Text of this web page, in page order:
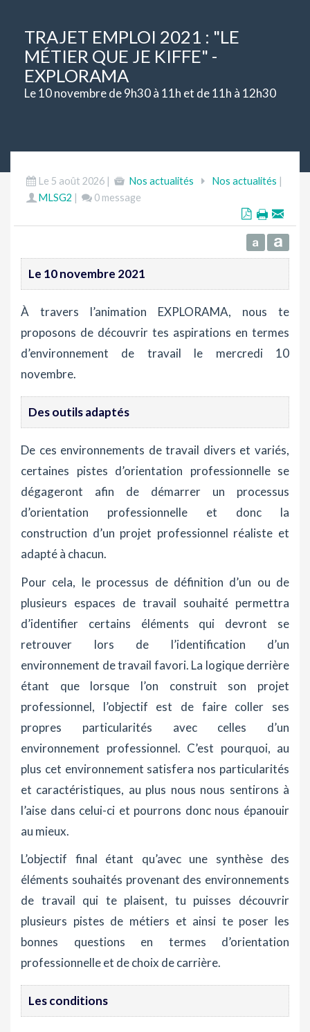
TRAJET EMPLOI 2021 : "LE
MÉTIER QUE JE KIFFE" -
EXPLORAMA
Le 10 novembre de 9h30 à 11h et de 11h à 12h30
Le 5 août 2026 | Nos actualités Nos actualités |
MLSG2 | 0 message
Le 10 novembre 2021
À travers l’animation EXPLORAMA, nous te
proposons de découvrir tes aspirations en termes
d’environnement de travail le mercredi 10
novembre.
Des outils adaptés
De ces environnements de travail divers et variés,
certaines pistes d’orientation professionnelle se
dégageront afin de démarrer un processus
d’orientation professionnelle et donc la
construction d’un projet professionnel réaliste et
adapté à chacun.
Pour cela, le processus de définition d’un ou de
plusieurs espaces de travail souhaité permettra
d’identifier certains éléments qui devront se
retrouver lors de l’identification d’un
environnement de travail favori. La logique derrière
étant que lorsque l’on construit son projet
professionnel, l’objectif est de faire coller ses
propres particularités avec celles d’un
environnement professionnel. C’est pourquoi, au
plus cet environnement satisfera nos particularités
et caractéristiques, au plus nous nous sentirons à
l’aise dans celui-ci et pourrons donc nous épanouir
au mieux.
L’objectif final étant qu’avec une synthèse des
éléments souhaités provenant des environnements
de travail qui te plaisent, tu puisses découvrir
plusieurs pistes de métiers et ainsi te poser les
bonnes questions en termes d’orientation
professionnelle et de choix de carrière.
Les conditions